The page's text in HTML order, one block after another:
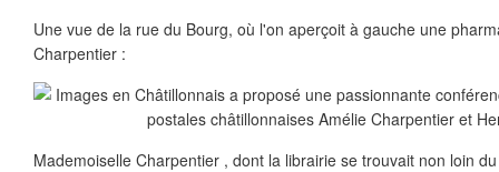
Une vue de la rue du Bourg, où l'on aperçoit à gauche une
Charpentier :
Mademoiselle Charpentier , dont la librairie se trouvait non loin